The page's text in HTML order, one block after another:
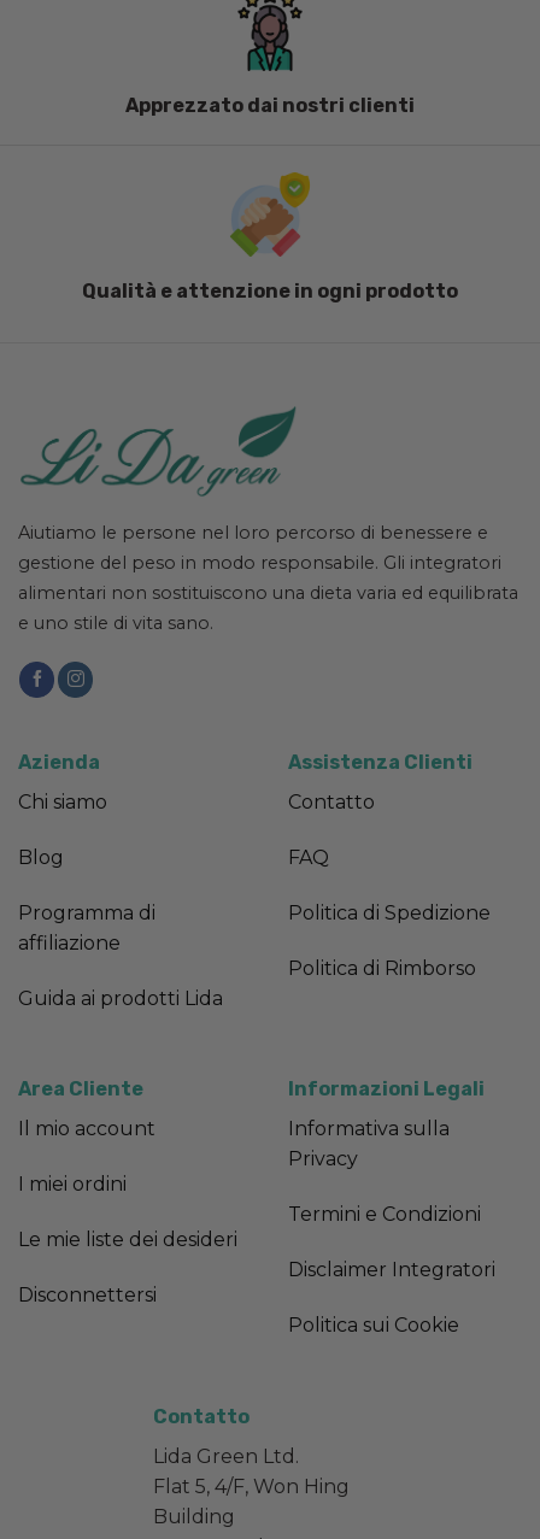
Apprezzato dai nostri clienti
Qualità e attenzione in ogni prodotto
Aiutiamo le persone nel loro percorso di benessere e
gestione del peso in modo responsabile. Gli integratori
alimentari non sostituiscono una dieta varia ed equilibrata
e uno stile di vita sano.
Azienda
Chi siamo
Blog
Programma di
affiliazione
Guida ai prodotti Lida
Assistenza Clienti
Contatto
FAQ
Politica di Spedizione
Politica di Rimborso
Area Cliente
Il mio account
I miei ordini
Le mie liste dei desideri
Disconnettersi
Informazioni Legali
Informativa sulla
Privacy
Termini e Condizioni
Disclaimer Integratori
Politica sui Cookie
Contatto
Lida Green Ltd.
Flat 5, 4/F, Won Hing
Building